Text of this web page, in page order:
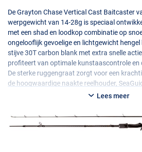
De Grayton Chase Vertical Cast Baitcaster
werpgewicht van 14-28g is speciaal
met een shad en loodkop combinatie op
ongelooflijk gevoelige en lichtgewicht hengel
stijve 30T carbon blank met extra snelle
profiteert van optimale kunstaascontrole en
De sterke ruggengraat zorgt voor een
de hoogwaardige naakte reelhouder,
-grip garant staan voor
finesse technieken en biedt maximale
tijdens iedere sessie!
Lees meer